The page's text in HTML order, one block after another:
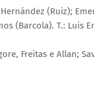
(Ruiz);
(Barcola). T.: Luis
Freitas e Allan;